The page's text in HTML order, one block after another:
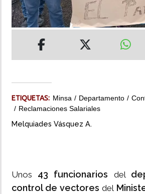
MULTIMEDIA
ETIQUETAS: Minsa Departamento
Reclamaciones Salariales
Melquiades Vásquez A.
Unos 43 funcionarios del
control de vectores del